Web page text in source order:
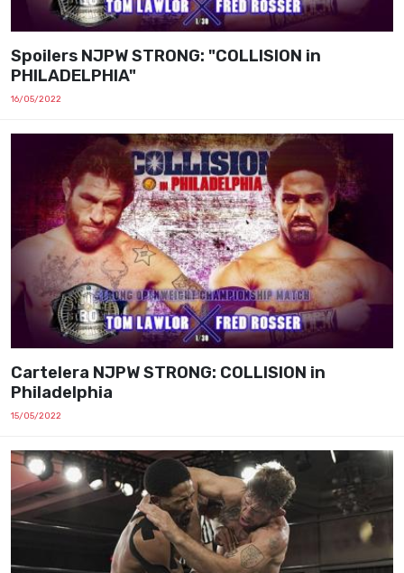
Spoilers NJPW STRONG: "COLLISION in
PHILADELPHIA"
16/05/2022
Cartelera NJPW STRONG: COLLISION in
Philadelphia
15/05/2022